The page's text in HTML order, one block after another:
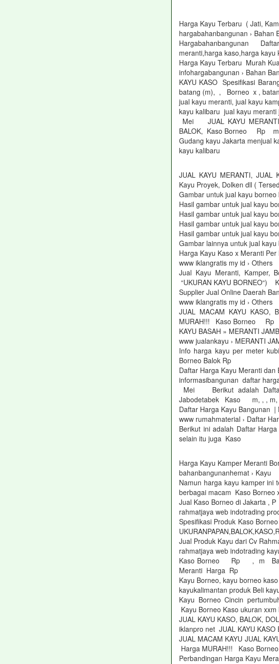
Harga Kayu Terbaru ( Jati,
hargabahanbangunan › Bahan
Hargabahanbangunan
meranti,harga kaso,harga
Harga Kayu Terbaru Murah
infohargabangunan › Bahan
KAYU KASO Spesifikasi
batang (m), , Borneo x ,
jual kayu meranti, jual kayu
kayu kalibaru jual kayu meranti
Mei JUAL KAYU
BALOK, Kaso Borneo Rp
Gudang kayu Jakarta menjual
kayu kalibaru
JUAL KAYU MERANTI, JUAL
Kayu Proyek, Dolken dll (
Gambar untuk jual kayu
Hasil gambar untuk jual kayu
Hasil gambar untuk jual kayu
Hasil gambar untuk jual kayu
Hasil gambar untuk jual kayu
Gambar lainnya untuk jual kayu
Harga Kayu Kaso x Meranti
www iklangratis my id › Others
Jual Kayu Meranti, Kamper,
“UKURAN KAYU BORNEO“)
Supplier Jual Online Daerah
www iklangratis my id › Others
JUAL MACAM KAYU KASO,
MURAH!!! Kaso Borneo
KAYU BASAH » MERANTI
www jualankayu › MERANTI
Info harga kayu per meter
Borneo Balok Rp
Daftar Harga Kayu Meranti dan
informasibangunan daftar
Mei Berikut adalah
Jabodetabek Kaso m, , , m,
Daftar Harga Kayu Bangunan |
www rumahmaterial › Daftar
Berikut ini adalah Daftar
selain itu juga Kaso
Harga Kayu Kamper Meranti
bahanbangunanhemat › Kayu
Namun harga kayu kamper
berbagai macam Kaso
Jual Kaso Borneo di Jakarta ,
rahmatjaya web indotrading
Spesifikasi Produk Kaso
Jual Produk Kayu dari Cv
rahmatjaya web indotrading
Kaso Borneo Rp , m
Meranti Harga Rp
Kayu Borneo, kayu borneo
kayukalimantan produk Beli
Kayu Borneo Cincin
Kayu Borneo Kaso ukuran
JUAL KAYU KASO, BALOK,
iklanpro net JUAL KAYU
JUAL MACAM KAYU JUAL
Harga MURAH!!! Kaso
Perbandingan Harga Kayu